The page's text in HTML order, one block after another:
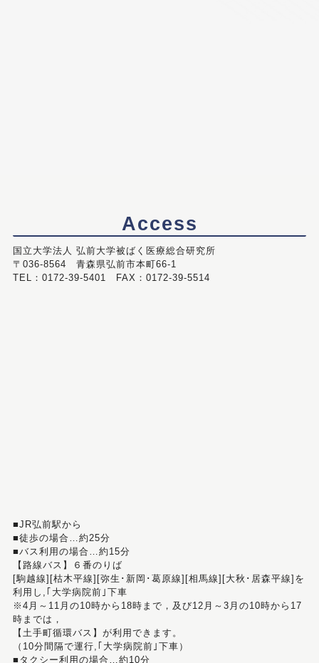
Access
国立大学法人 弘前大学被ばく医療総合研究所
〒036-8564 青森県弘前市本町66-1
TEL：0172-39-5401 FAX：0172-39-5514
■JR弘前駅から
■徒歩の場合…約25分
■バス利用の場合…約15分
【路線バス】６番のりば
[駒越線][枯木平線][弥生･新岡･葛原線][相馬線][大秋･居森平線]を
利用し,｢大学病院前｣下車
※4月～11月の10時から18時まで，及び12月～3月の10時から17
時までは，
【土手町循環バス】が利用できます。
（10分間隔で運行,｢大学病院前｣下車）
■タクシー利用の場合…約10分